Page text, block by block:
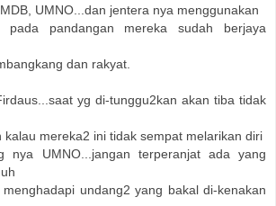
UMNO...dan jentera nya menggunakan
pada pandangan mereka sudah berjaya
dan rakyat.
yg di-tunggu2kan akan tiba tidak
kalau mereka2 ini tidak sempat melarikan diri
nya UMNO...jangan terperanjat ada yang
undang2 yang bakal di-kenakan